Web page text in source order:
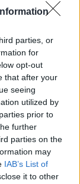
parties, or
for
opt-out
that after your
seeing
utilized by
prior to
further
parties on the
may
IAB’s List of
it to other
ini
saji kayu
dengan
ini
warni, dan
daun